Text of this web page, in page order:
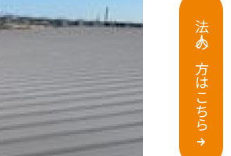
法人の方はこちら